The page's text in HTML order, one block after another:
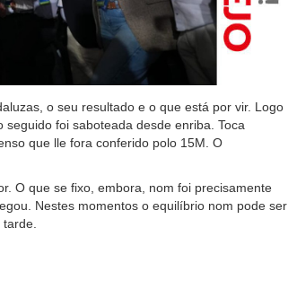
o seu resultado e o que está por vir. Logo
foi saboteada desde enriba. Toca
que lle fora conferido polo 15M. O
O que se fixo, embora, nom foi precisamente
Nestes momentos o equilíbrio nom pode ser
tarde.